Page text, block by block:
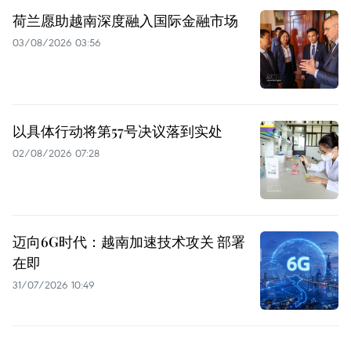
荷兰愿助越南深度融入国际金融市场
03/08/2026 03:56
以具体行动将第57号决议落到实处
02/08/2026 07:28
迈向6G时代：越南加速技术攻关 部署
在即
31/07/2026 10:49